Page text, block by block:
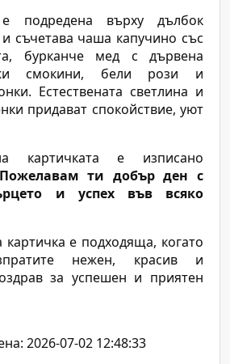
е подредена върху дълбок
съчетава чаша капучино със
бурканче мед с дървена
смокини, бели рози и
Естествената светлина и
придават спокойствие, уют
картичката е изписано
ти добър ден с
и успех във всяко
картичка е подходяща, когато
нежен, красив и
за успешен и приятен
2026-07-02 12:48:33